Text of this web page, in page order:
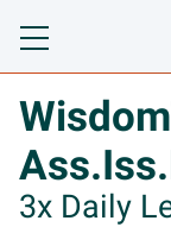
Toggle
3x Daily